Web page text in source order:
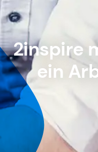
2inspire
ein